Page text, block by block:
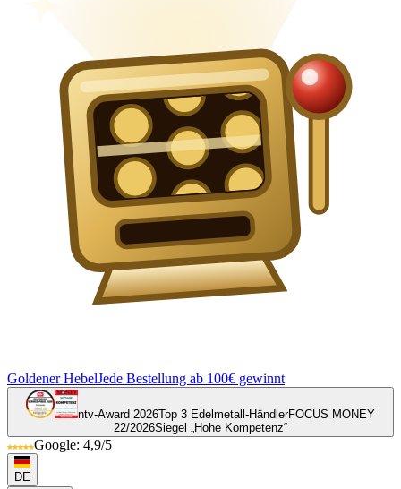
Goldener HebelJede Bestellung ab 100€ gewinnt
ntv-Award 2026Top 3 Edelmetall-HändlerFOCUS MONEY
22/2026Siegel „Hohe Kompetenz“
Google: 4,9/5
DE